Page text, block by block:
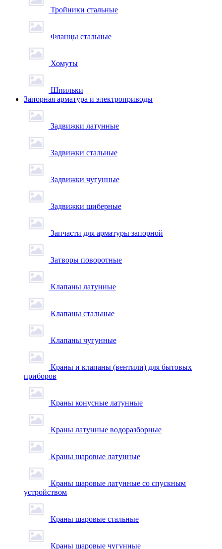
Тройники стальные
Фланцы стальные
Хомуты
Шпильки
Запорная арматура и электроприводы
Задвижки латунные
Задвижки стальные
Задвижки чугунные
Задвижки шиберные
Запчасти для арматуры запорной
Затворы поворотные
Клапаны латунные
Клапаны стальные
Клапаны чугунные
Краны и клапаны (вентили) для бытовых
приборов
Краны конусные латунные
Краны латунные водоразборные
Краны шаровые латунные
Краны шаровые латунные со спускным
устройством
Краны шаровые стальные
Краны шаровые чугунные